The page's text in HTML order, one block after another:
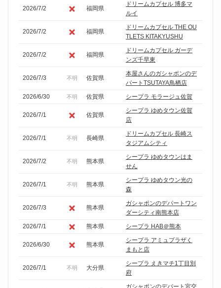
2026/7/2 福岡県
ドリームカプセル 博多マ
ルイ
2026/7/2 福岡県
ドリームカプセル THE OU
TLETS KITAKYUSHU
2026/7/2 福岡県
ドリームカプセル ガーデ
ンズ千早東
2026/7/3 不明 佐賀県
本屋さんのガシャポンのデ
パートTSUTAYA鳥栖店
2026/6/30
不明 佐賀県 シープラ モラージュ佐賀
2026/7/1 佐賀県
シープラ ゆめタウン佐賀
店
2026/7/1 不明 長崎県
ドリームカプセル 長崎ス
タジアムシティ
2026/7/2 不明 熊本県
シープラ ゆめタウンはま
せん
2026/7/1 不明 熊本県
シープラ ゆめタウン光の
森
2026/7/3 熊本県
ガシャポンのデパートワン
ダーシティ南熊本店
2026/7/1
熊本県 シープラ HAB＠熊本
2026/6/30 熊本県
シープラ アミュプラザく
まもと店
2026/7/1 不明 大分県
シープラ えきマチ1丁目別
府